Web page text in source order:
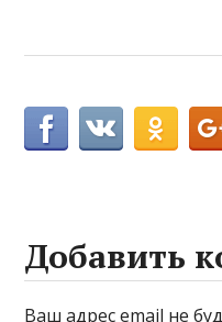
Добавить
Ваш адрес email не